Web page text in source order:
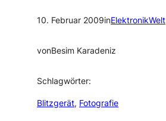
10. Februar 2009inElektronikWelt
vonBesim Karadeniz
Schlagwörter:
Blitzgerät, Fotografie